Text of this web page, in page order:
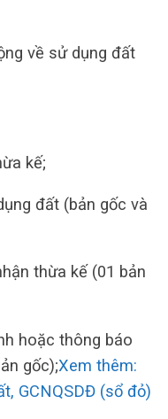
về sử dụng đất
kế;
đất (bản gốc và
thừa kế (01 bản
hoặc thông báo
gốc);Xem thêm:
GCNQSDĐ (sổ đỏ)